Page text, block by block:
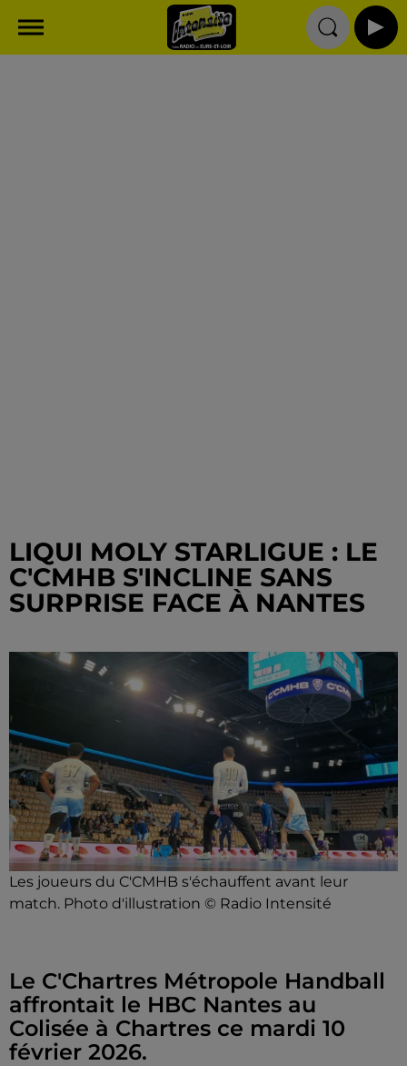
LIQUI MOLY STARLIGUE : LE
C'CMHB S'INCLINE SANS
SURPRISE FACE À NANTES
Les joueurs du C'CMHB s'échauffent avant leur
match. Photo d'illustration © Radio Intensité
Le C'Chartres Métropole Handball
affrontait le HBC Nantes au
Colisée à Chartres ce mardi 10
février 2026.